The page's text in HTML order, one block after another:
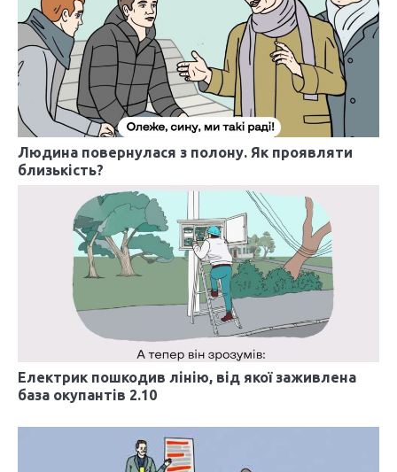
ц
і
я
з
а
п
Людина повернулася з полону. Як проявляти
близькість?
Електрик пошкодив лінію, від якої заживлена
база окупантів 2.10